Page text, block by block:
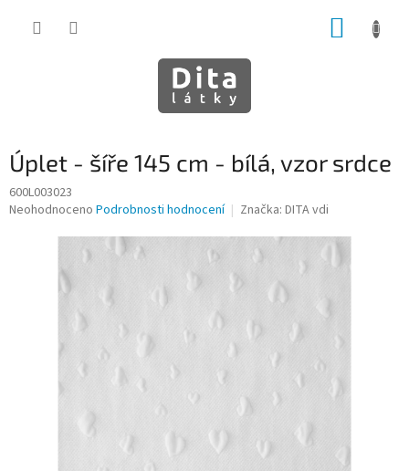
Úplet - šíře 145 cm - bílá, vzor srdce
600L003023
Průměrné
Neohodnoceno Podrobnosti hodnocení Značka: DITA vdi